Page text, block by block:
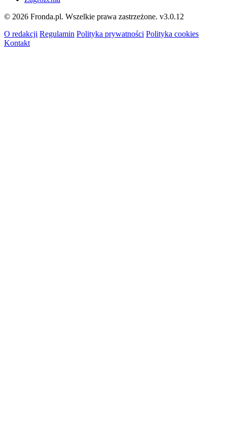
© 2026 Fronda.pl. Wszelkie prawa zastrzeżone. v3.0.12
O redakcji Regulamin Polityka prywatności Polityka cookies
Kontakt